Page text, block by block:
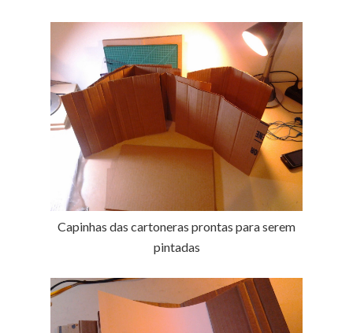
Capinhas das cartoneras prontas para serem
pintadas